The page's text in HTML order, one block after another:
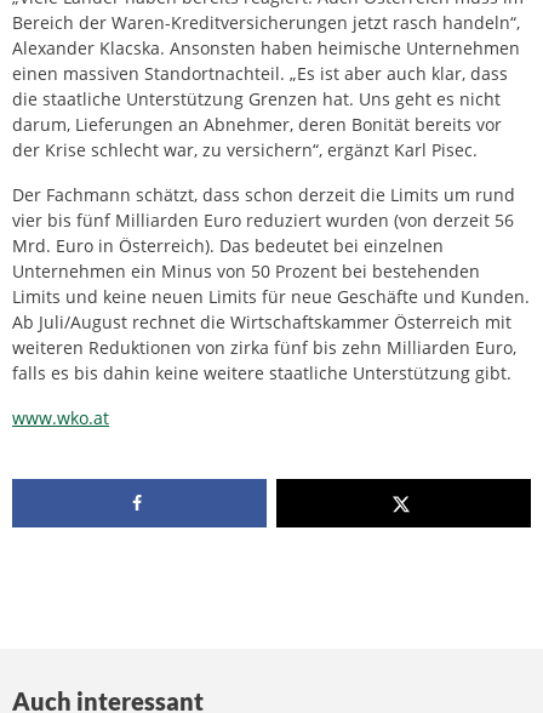
Bereich der Waren-Kreditversicherungen jetzt rasch handeln“,
Alexander Klacska. Ansonsten haben heimische Unternehmen
einen massiven Standortnachteil. „Es ist aber auch klar, dass
die staatliche Unter­stützung Gren­zen hat. Uns geht es nicht
darum, Lieferungen an Abnehmer, deren Bonität bereits vor
der Krise schlecht war, zu versichern“, ergänzt Karl Pisec.
Der Fachmann schätzt, dass schon derzeit die Limits um rund
vier bis fünf Milliarden Euro reduziert wurden (von derzeit 56
Mrd. Euro in Österreich). Das bedeutet bei einzelnen
Unternehmen ein Minus von 50 Prozent bei bestehenden
Limits und keine neuen Limits für neue Geschäfte und Kunden.
Ab Juli/August rechnet die Wirtschaftskammer Österreich mit
weiteren Reduktionen von zirka fünf bis zehn Milliarden Euro,
falls es bis dahin keine weitere staatliche Unterstützung gibt.
www.wko.at
Auch interessant